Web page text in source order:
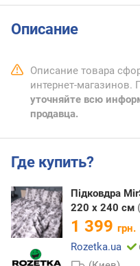
Описание
Описание товара
интернет-магазинов.
уточняйте всю
продавца.
Где купить?
Підковдра
220 x 240 см
1 399 грн.
Rozetka.ua